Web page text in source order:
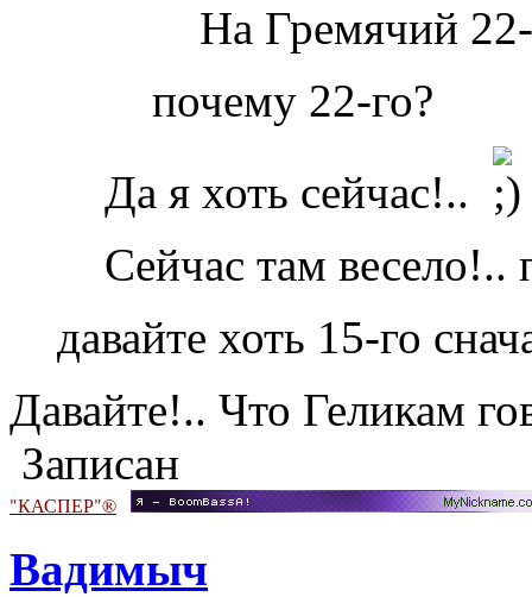
На Гремячий
почему 22-го?
Да я хоть сейчас!..
Сейчас там
давайте хоть 15-го
Давайте!.. Что Геликам
Записан
"КАСПЕР"®
Вадимыч